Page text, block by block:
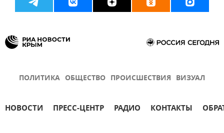
ПОЛИТИКА ОБЩЕСТВО ПРОИСШЕСТВИЯ ВИЗУАЛ
НОВОСТИ ПРЕСС-ЦЕНТР РАДИО КОНТАКТЫ